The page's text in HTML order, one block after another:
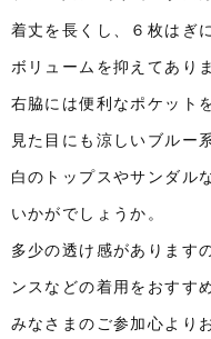
着丈を長くし、６枚はぎ
ボリュームを抑えてあり
右脇には便利なポケット
見た目にも涼しいブルー
白のトップスやサンダル
いかがでしょうか。
多少の透け感があります
ンスなどの着用をおすす
みなさまのご参加心より